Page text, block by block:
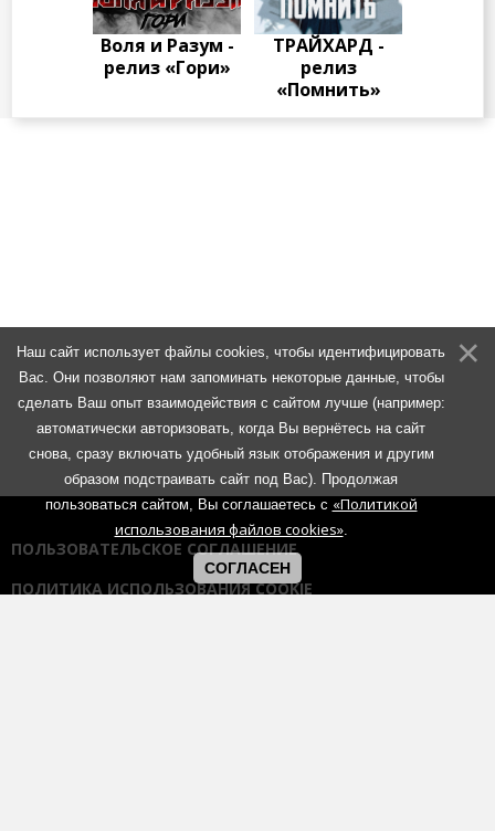
Воля и Разум -
релиз «Гори»
ТРАЙХАРД -
релиз
«Помнить»
ПОЛЬЗОВАТЕЛЬСКОЕ СОГЛАШЕНИЕ
ПОЛИТИКА ИСПОЛЬЗОВАНИЯ COOKIE
Наш сайт использует файлы cookies, чтобы идентифицировать
Вас. Они позволяют нам запоминать некоторые данные, чтобы
сделать Ваш опыт взаимодействия с сайтом лучше (например:
автоматически авторизовать, когда Вы вернётесь на сайт
снова, сразу включать удобный язык отображения и другим
образом подстраивать сайт под Вас). Продолжая
пользоваться сайтом, Вы соглашаетесь с «Политикой
использования файлов cookies».
СОГЛАСЕН